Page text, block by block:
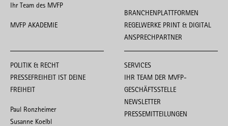
Ihr Team des MVFP
MVFP AKADEMIE
BRANCHENPLATTFORMEN
REGELWERKE PRINT & DIGITAL
ANSPRECHPARTNER
POLITIK & RECHT
PRESSEFREIHEIT IST DEINE
FREIHEIT
Paul Ronzheimer
Susanne Koelbl
SERVICES
IHR TEAM DER MVFP-
GESCHÄFTSSTELLE
NEWSLETTER
PRESSEMITTEILUNGEN